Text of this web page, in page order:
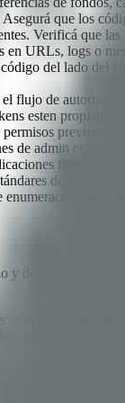
que los
Verificá que
URLs, logs o
del lado del
flujo de
esten
previstos.
de admin como
fintech.
de la
de
donde se
de comandos).
Testea ataques
en login. APIs
de